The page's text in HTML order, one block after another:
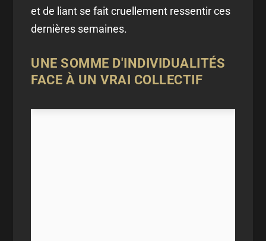
et de liant se fait cruellement ressentir ces
dernières semaines.
UNE SOMME D'INDIVIDUALITÉS
FACE À UN VRAI COLLECTIF